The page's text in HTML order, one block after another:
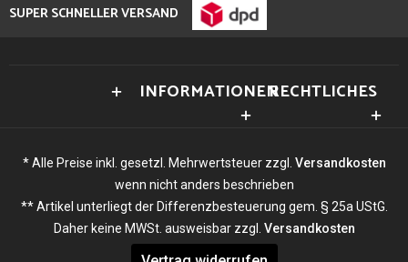
SUPER SCHNELLER VERSAND
INFORMATIONENRECHTLICHES
* Alle Preise inkl. gesetzl. Mehrwertsteuer zzgl. Versandkosten
wenn nicht anders beschrieben
** Artikel unterliegt der Differenzbesteuerung gem. § 25a UStG.
Daher keine MWSt. ausweisbar zzgl. Versandkosten